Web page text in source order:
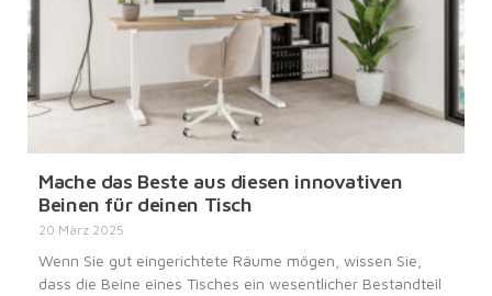
Mache das Beste aus diesen innovativen
Beinen für deinen Tisch
20 März 2025
Wenn Sie gut eingerichtete Räume mögen, wissen Sie,
dass die Beine eines Tisches ein wesentlicher Bestandteil